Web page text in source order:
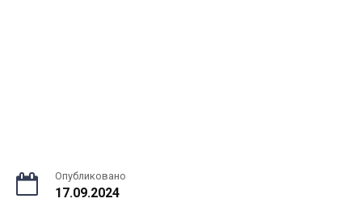
Опубликовано
17.09.2024